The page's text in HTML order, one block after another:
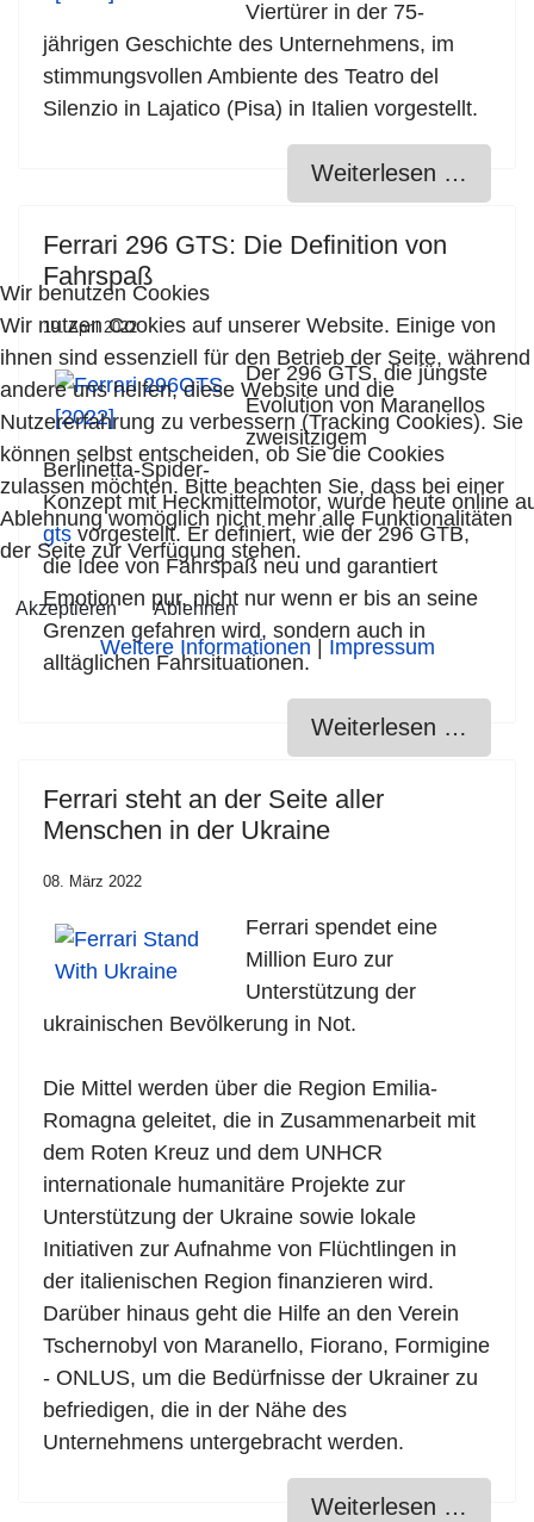
Viertürer in der 75-
jährigen Geschichte des Unternehmens, im
stimmungsvollen Ambiente des Teatro del
Silenzio in Lajatico (Pisa) in Italien vorgestellt.
Weiterlesen …
Ferrari 296 GTS: Die Definition von
Fahrspaß
19. April 2022
Der 296 GTS, die jüngste
Evolution von Maranellos
zweisitzigem
Berlinetta-Spider-
Konzept mit Heckmittelmotor, wurde heute online
gts vorgestellt. Er definiert, wie der 296 GTB,
die Idee von Fahrspaß neu und garantiert
Emotionen pur, nicht nur wenn er bis an seine
Grenzen gefahren wird, sondern auch in
alltäglichen Fahrsituationen.
Weiterlesen …
Ferrari steht an der Seite aller
Menschen in der Ukraine
08. März 2022
Ferrari spendet eine
Million Euro zur
Unterstützung der
ukrainischen Bevölkerung in Not.
Die Mittel werden über die Region Emilia-
Romagna geleitet, die in Zusammenarbeit mit
dem Roten Kreuz und dem UNHCR
internationale humanitäre Projekte zur
Unterstützung der Ukraine sowie lokale
Initiativen zur Aufnahme von Flüchtlingen in
der italienischen Region finanzieren wird.
Darüber hinaus geht die Hilfe an den Verein
Tschernobyl von Maranello, Fiorano, Formigine
- ONLUS, um die Bedürfnisse der Ukrainer zu
befriedigen, die in der Nähe des
Unternehmens untergebracht werden.
Weiterlesen …
Wir benutzen Cookies
Wir nutzen Cookies auf unserer Website. Einige von
ihnen sind essenziell für den Betrieb der Seite, während
andere uns helfen, diese Website und die
Nutzererfahrung zu verbessern (Tracking Cookies). Sie
können selbst entscheiden, ob Sie die Cookies
zulassen möchten. Bitte beachten Sie, dass bei einer
Ablehnung womöglich nicht mehr alle Funktionalitäten
der Seite zur Verfügung stehen.
Akzeptieren Ablehnen
Weitere Informationen | Impressum